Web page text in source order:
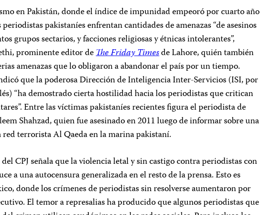
en Pakistán, donde el índice de impunidad empeoró por cuarto año
pakistaníes enfrentan cantidades de amenazas “de asesinos
grupos sectarios, y facciones religiosas y étnicas intolerantes”,
prominente editor deThe Friday Timesde Lahore, quién también
amenazas que lo obligaron a abandonar el país por un tiempo.
que la poderosa Dirección de Inteligencia Inter-Servicios (ISI, por
“ha demostrado cierta hostilidad hacia los periodistas que critican
Entre las víctimas pakistaníes recientes figura el periodista de
Shahzad, quien fue asesinado en 2011 luego de informar sobre una
terrorista Al Qaeda en la marina pakistaní.
CPJ señala que la violencia letal y sin castigo contra periodistas con
a una autocensura generalizada en el resto de la prensa. Esto es
donde los crímenes de periodistas sin resolverse aumentaron por
El temor a represalias ha producido que algunos periodistas que